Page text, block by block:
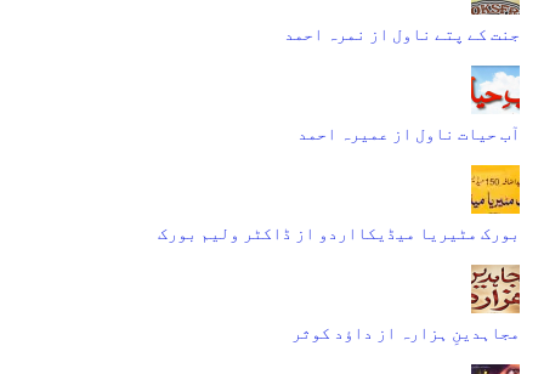
جنت کے پتے ناول از نمرہ احمد
آب حیات ناول از عمیرہ احمد
بورک مٹیریا میڈیکااردو از ڈاکٹر ولیم بورک
مجاہدینِ ہزارہ از داؤد کوثر